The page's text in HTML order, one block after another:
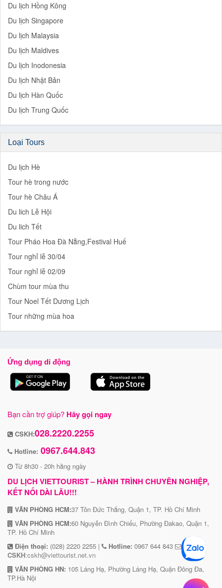
Du lịch Hồng Kông
Du lịch Singapore
Du lịch Malaysia
Du lịch Maldives
Du lịch Inodonesia
Du lịch Nhật Bản
Du lịch Hàn Quốc
Du lịch Trung Quốc
Loại Tours
Du lịch Hè
Tour hè trong nước
Tour hè Châu Á
Du lich Lễ Hội
Du lich Tết
Tour Pháo Hoa Đà Nẵng,Festival Huế
Tour nghỉ lễ 30/04
Tour nghỉ lễ 02/09
Chùm tour mùa thu
Tour Noel Tết Dương Lịch
Tour những mùa hoa
Ứng dụng di động
Bạn cần trợ giúp? Hãy gọi ngay
CSKH:028.2220.2255
Hotline: 0967.644.843
Từ 8h30 - 20h hằng ngày
DU LỊCH VIETTOURIST – HÀNH TRÌNH CHUYÊN NGHIỆP,
KẾT NỐI DÀI LÂU!!!
VĂN PHÒNG HCM:37 Tôn Đức Thắng, Quận 1, TP. Hồ Chí Minh
VĂN PHÒNG HCM:60 Nguyễn Đình Chiểu, Phường Đakao, Quận 1,
TP. Hồ Chí Minh
Điện thoại: (028) 2220 2255 | Hotline: 0967 644 843
CSKH:cskh@viettourist.net.vn
VĂN PHÒNG HN: 105 Láng Hạ, Phường Láng Hạ, Quận Đông Đa,
TP.Hà Nội